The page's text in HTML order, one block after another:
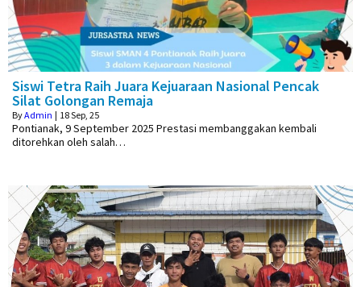
Siswi Tetra Raih Juara Kejuaraan Nasional Pencak
Silat Golongan Remaja
ByAdmin | 18Sep, 25
Pontianak, 9 September 2025 Prestasi membanggakan kembali
ditorehkan oleh salah…